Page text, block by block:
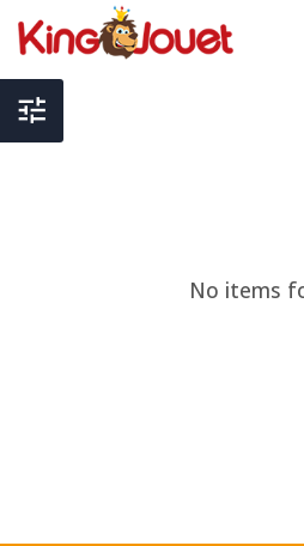
No items